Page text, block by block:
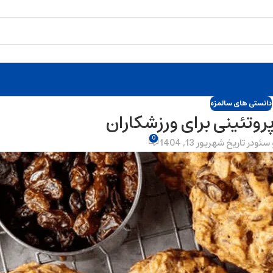
دانستی های سالمزه
برای ورزشکاران
سئودر تاریخ شهریور 13, 1404 0